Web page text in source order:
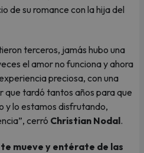
de su romance con la hija del
terceros, jamás hubo una
el amor no funciona y ahora
preciosa, con una
que tardó tantos años para que
y lo estamos disfrutando,
cerró Christian Nodal.
te mueve y entérate de las